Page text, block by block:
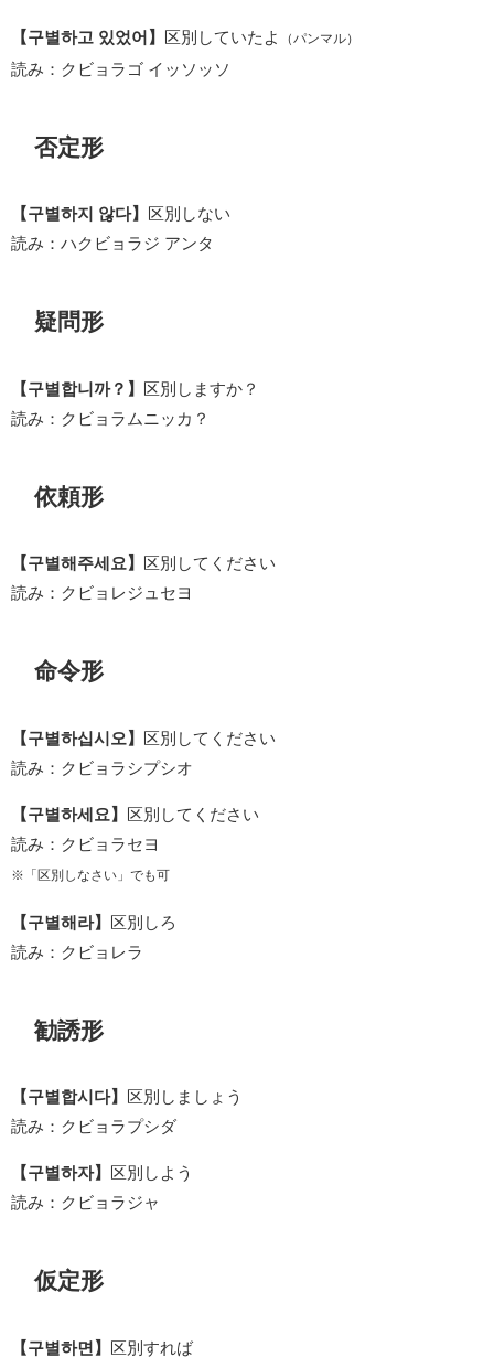
【구별하고 있었어】 区別していたよ （パンマル）
読み：クビョラゴ イッソッソ
否定形
【구별하지 않다】
区別しない
読み：ハクビョラジ アンタ
疑問形
【구별합니까？】 区別しますか？
読み：クビョラムニッカ？
依頼形
【구별해주세요】
区別してください
読み：クビョレジュセヨ
命令形
【구별하십시오】 区別してください
読み：クビョラシプシオ
【구별하세요】 区別してください
読み：クビョラセヨ
※「区別しなさい」でも可
【구별해라】 区別しろ
読み：クビョレラ
勧誘形
【구별합시다】
区別しましょう
読み：クビョラプシダ
【구별하자】
区別しよう
読み：クビョラジャ
仮定形
【구별하면】 区別すれば